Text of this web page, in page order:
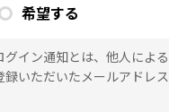
希望する
イン通知とは、他人によ
録いただいたメールアドレ